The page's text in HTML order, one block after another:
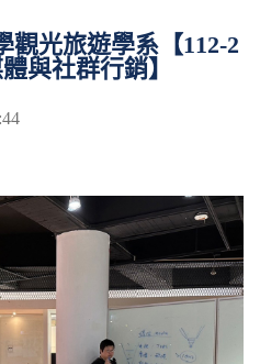
觀光旅遊學系【112-2
與社群行銷】